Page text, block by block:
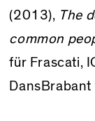
(2013), The
common
für Frascati,
DansBrabant